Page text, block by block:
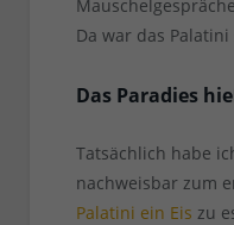
Da war das
Das Paradies
Tatsächlich habe
nachweisbar zum
Palatini ein Eis zu